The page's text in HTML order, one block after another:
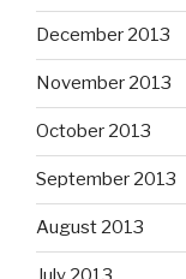
December 2013
November 2013
October 2013
September 2013
August 2013